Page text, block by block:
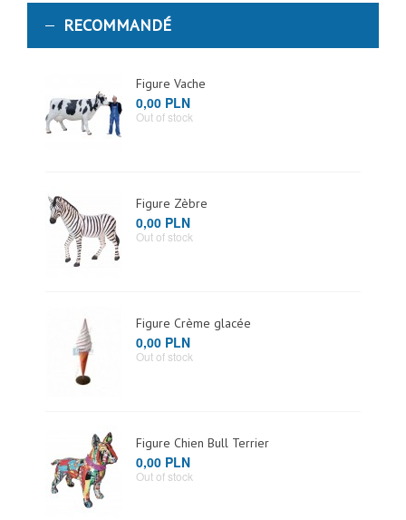
RECOMMANDÉ
Figure Vache
0,00 PLN
Out of stock
Figure Zèbre
0,00 PLN
Out of stock
Figure Crème glacée
0,00 PLN
Out of stock
Figure Chien Bull Terrier
0,00 PLN
Out of stock